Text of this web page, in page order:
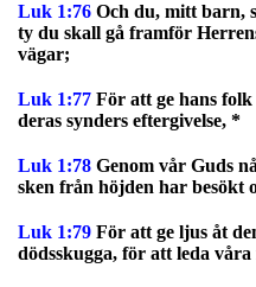
Luk 1:76 Och du, mitt barn,
ty du skall gå framför
vägar;
Luk 1:77 För att ge hans
deras synders eftergivelse, *
Luk 1:78 Genom vår Guds
sken från höjden har besökt
Luk 1:79 För att ge ljus åt
dödsskugga, för att leda